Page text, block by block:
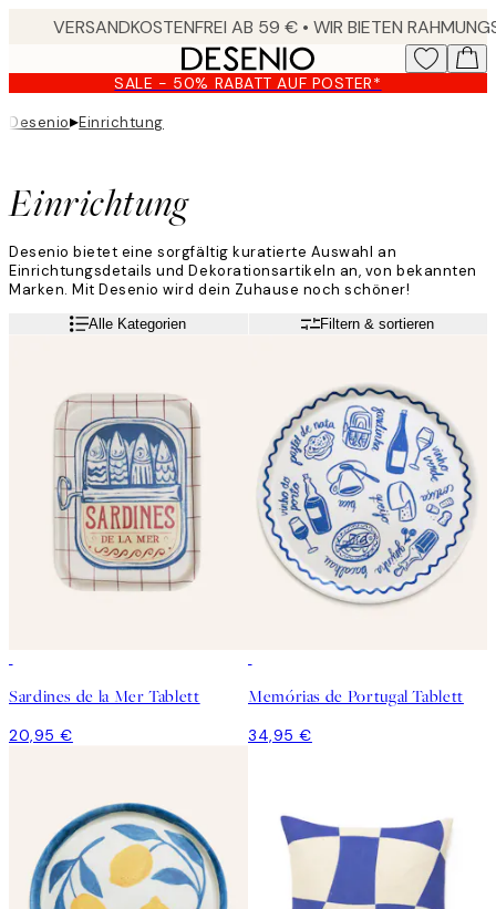
content.
SALE - 50% RABATT AUF POSTER*
Desenio▸Einrichtung
Einrichtung
Desenio bietet eine sorgfältig kuratierte Auswahl an
Einrichtungsdetails und Dekorationsartikeln an, von bekannten
Marken. Mit Desenio wird dein Zuhause noch schöner!
Alle Kategorien Filtern & sortieren
Sardines de la Mer Tablett
20,95 €
Memórias de Portugal Tablett
34,95 €